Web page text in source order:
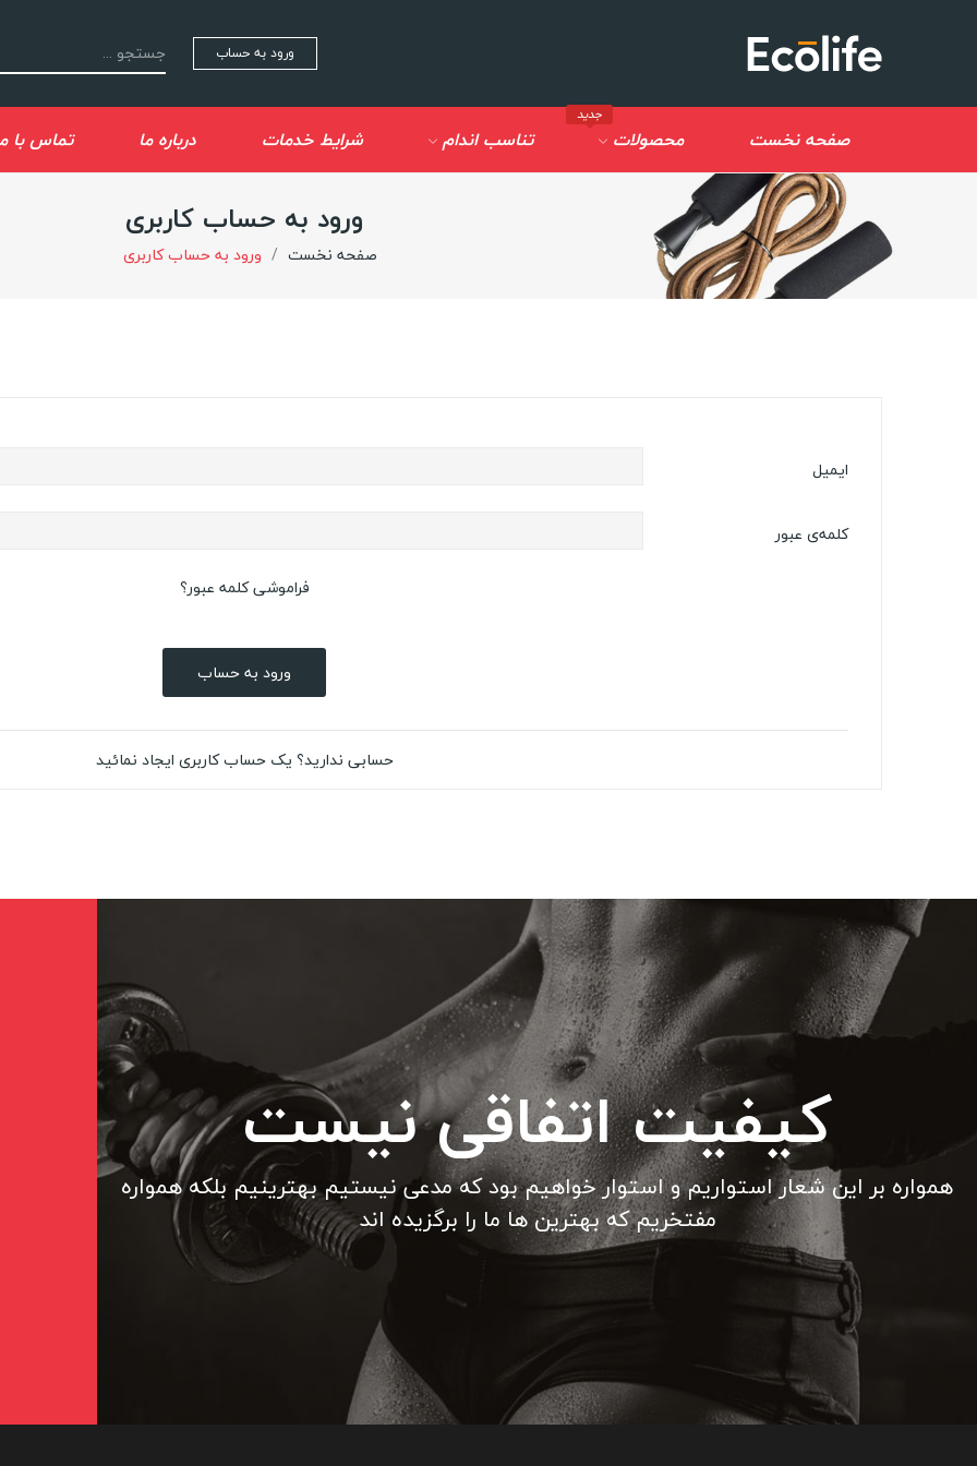
ورود به حساب
صفحه نخست محصولات
جدید
تناسب اندام شرایط خدمات درباره ما تماس با
ورود به حساب کاربری
صفحه نخست ورود به حساب کاربری
ایمیل
کلمه‌ی عبور
فراموشی کلمه عبور؟
ورود به حساب
حسابی ندارید؟ یک حساب کاربری ایجاد نمائید
کیفیت اتفاقی نیست
همواره بر این شعار استواریم و استوار خواهیم بود که مدعی نیستیم بهترینیم بلکه همواره
مفتخریم که بهترین ها ما را برگزیده اند